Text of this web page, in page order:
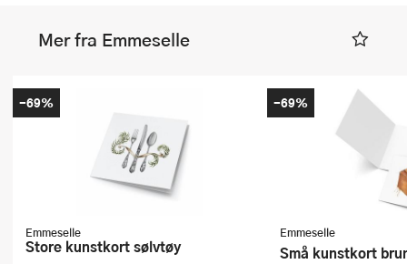
Mer fra Emmeselle
Emmeselle
Store kunstkort sølvtøy
-69%
Emmeselle
Små kunstkort
-69%